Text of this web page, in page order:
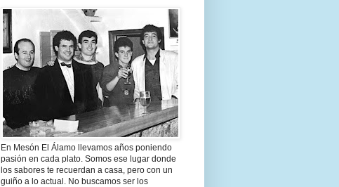
En Mesón El Álamo llevamos años poniendo
pasión en cada plato. Somos ese lugar donde
los sabores te recuerdan a casa, pero con un
guiño a lo actual. No buscamos ser los